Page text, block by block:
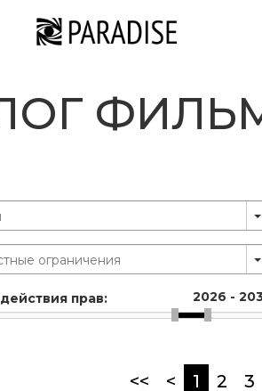
прав: 2026 -
<<
< 1 2 3